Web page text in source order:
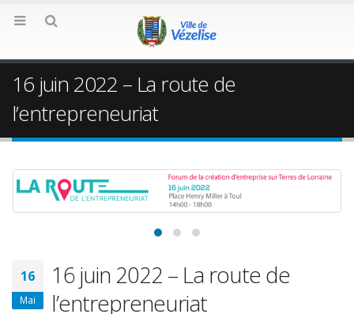
16 juin 2022 – La route de
l’entrepreneuriat
16
Mai
16 juin 2022 – La route de
l’entrepreneuriat